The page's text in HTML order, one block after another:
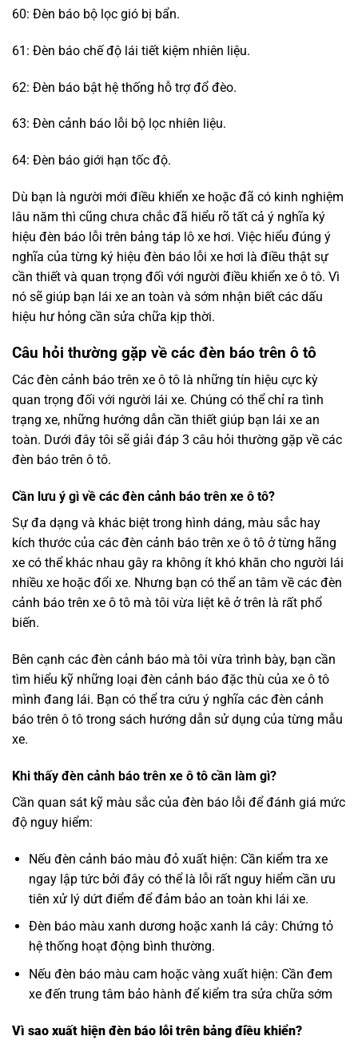
60: Đèn báo bộ lọc gió bị bẩn.
61: Đèn báo chế độ lái tiết kiệm nhiên liệu.
62: Đèn báo bật hệ thống hỗ trợ đổ đèo.
63: Đèn cảnh báo lỗi bộ lọc nhiên liệu.
64: Đèn báo giới hạn tốc độ.
Dù bạn là người mới điều khiển xe hoặc đã có kinh nghiệm
lâu năm thì cũng chưa chắc đã hiểu rõ tất cả ý nghĩa ký
hiệu đèn báo lỗi trên bảng táp lô xe hơi. Việc hiểu đúng ý
nghĩa của từng ký hiệu đèn báo lỗi xe hơi là điều thật sự
cần thiết và quan trọng đối với người điều khiển xe ô tô. Vì
nó sẽ giúp bạn lái xe an toàn và sớm nhận biết các dấu
hiệu hư hỏng cần sửa chữa kịp thời.
Câu hỏi thường gặp về các đèn báo trên ô tô
Các đèn cảnh báo trên xe ô tô là những tín hiệu cực kỳ
quan trọng đối với người lái xe. Chúng có thể chỉ ra tình
trạng xe, những hướng dẫn cần thiết giúp bạn lái xe an
toàn. Dưới đây tôi sẽ giải đáp 3 câu hỏi thường gặp về các
đèn báo trên ô tô.
Cần lưu ý gì về các đèn cảnh báo trên xe ô tô?
Sự đa dạng và khác biệt trong hình dáng, màu sắc hay
kích thước của các đèn cảnh báo trên xe ô tô ở từng hãng
xe có thể khác nhau gây ra không ít khó khăn cho người lái
nhiều xe hoặc đổi xe. Nhưng bạn có thể an tâm về các đèn
cảnh báo trên xe ô tô mà tôi vừa liệt kê ở trên là rất phổ
biến.
Bên cạnh các đèn cảnh báo mà tôi vừa trình bày, bạn cần
tìm hiểu kỹ những loại đèn cảnh báo đặc thù của xe ô tô
mình đang lái. Bạn có thể tra cứu ý nghĩa các đèn cảnh
báo trên ô tô trong sách hướng dẫn sử dụng của từng mẫu
xe.
Khi thấy đèn cảnh báo trên xe ô tô cần làm gì?
Cần quan sát kỹ màu sắc của đèn báo lỗi để đánh giá mức
độ nguy hiểm:
Nếu đèn cảnh báo màu đỏ xuất hiện: Cần kiểm tra xe
ngay lập tức bởi đây có thể là lỗi rất nguy hiểm cần ưu
tiên xử lý dứt điểm để đảm bảo an toàn khi lái xe.
Đèn báo màu xanh dương hoặc xanh lá cây: Chứng tỏ
hệ thống hoạt động bình thường.
Nếu đèn báo màu cam hoặc vàng xuất hiện: Cần đem
xe đến trung tâm bảo hành để kiểm tra sửa chữa sớm
Vì sao xuất hiện đèn báo lỗi trên bảng điều khiển?